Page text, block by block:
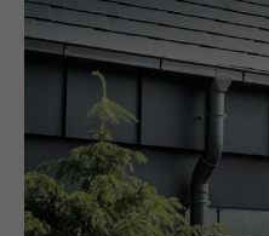
TILBYDER LinkedIn
FORLØP
FORMÅL
Brukes til å
bruk av
essensielle